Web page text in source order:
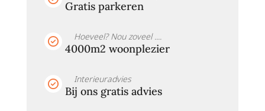
Gratis parkeren
Hoeveel? Nou zoveel ....
4000m2 woonplezier
Interieuradvies
Bij ons gratis advies